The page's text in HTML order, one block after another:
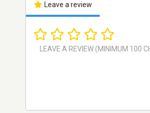
Leave a review